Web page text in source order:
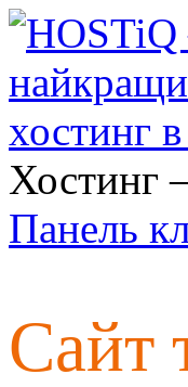
Хостинг
Панель
Сайт